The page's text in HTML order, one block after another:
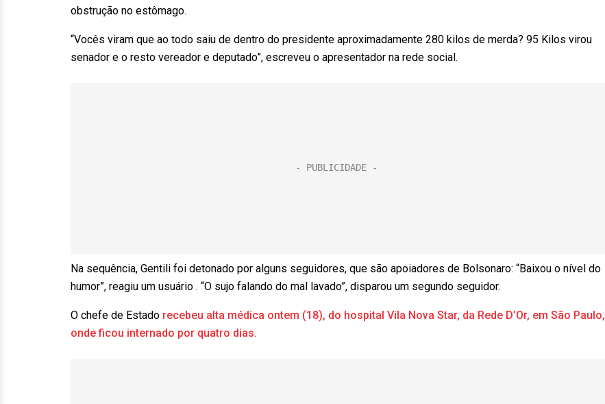
obstrução no estômago.
“Vocês viram que ao todo saiu de dentro do presidente aproximadamente 280 kilos de merda? 95 Kilos virou
senador e o resto vereador e deputado”, escreveu o apresentador na rede social.
Na sequência, Gentili foi detonado por alguns seguidores, que são apoiadores de Bolsonaro: “Baixou o nível do
humor”, reagiu um usuário . “O sujo falando do mal lavado”, disparou um segundo seguidor.
O chefe de Estado recebeu alta médica ontem (18), do hospital Vila Nova Star, da Rede D’Or, em São Paulo,
onde ficou internado por quatro dias.